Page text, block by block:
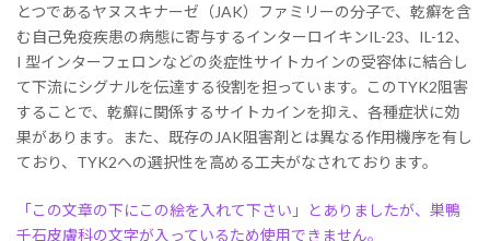
とつであるヤヌスキナーゼ（JAK）ファミリーの分子で、乾癬を含
む自己免疫疾患の病態に寄与するインターロイキンIL-23、IL-12、
I 型インターフェロンなどの炎症性サイトカインの受容体に結合し
て下流にシグナルを伝達する役割を担っています。このTYK2阻害
することで、乾癬に関係するサイトカインを抑え、各種症状に効
果があります。また、既存のJAK阻害剤とは異なる作用機序を有し
ており、TYK2への選択性を高める工夫がなされております。
「この文章の下にこの絵を入れて下さい」とありましたが、巣鴨
千石皮膚科の文字が入っているため使用できません。